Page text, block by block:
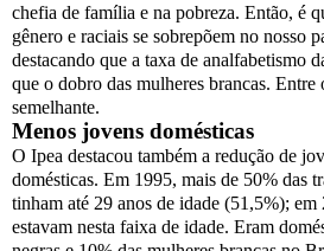
chefia de família e na pobreza. Então, é
gênero e raciais se sobrepõem no nosso
destacando que a taxa de analfabetismo
que o dobro das mulheres brancas. Entre
semelhante.
Menos jovens domésticas
O Ipea destacou também a redução de
domésticas. Em 1995, mais de 50% das
tinham até 29 anos de idade (51,5%); em
estavam nesta faixa de idade. Eram